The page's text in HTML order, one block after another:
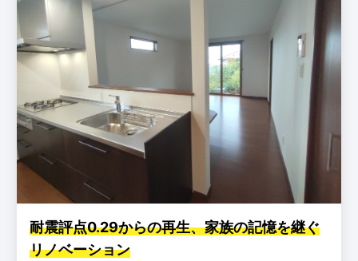
耐震評点0.29からの再生、家族の記憶を継ぐ
リノベーション